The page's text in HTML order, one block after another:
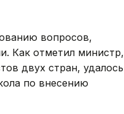
вопросов,
Как отметил министр,
двух стран, удалось
по внесению